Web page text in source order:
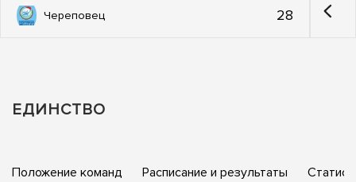
Череповец 28
ЕДИНСТВО
Положение команд Расписание и результаты